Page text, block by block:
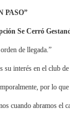
PASO”
Se Cerró
de llegada.”
su interés en el club
por lo
cuando abramos el